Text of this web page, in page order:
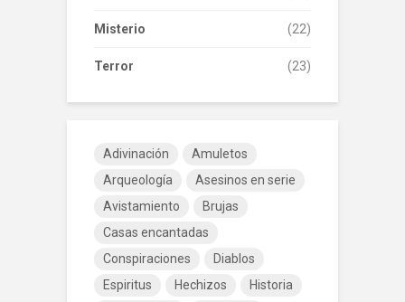
Misterio (22)
Terror (23)
Adivinación
Amuletos
Arqueología
Asesinos en serie
Avistamiento
Brujas
Casas encantadas
Conspiraciones
Diablos
Espiritus
Hechizos
Historia